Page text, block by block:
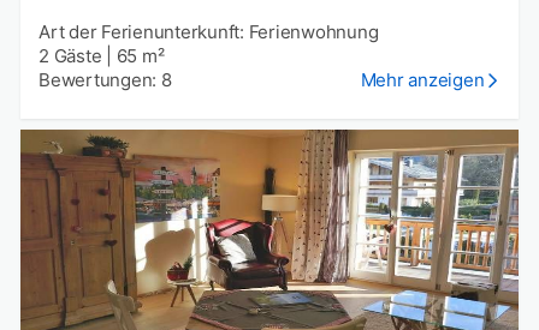
Art der Ferienunterkunft: Ferienwohnung
2 Gäste
65 m²
Bewertungen: 8
Mehr anzeigen